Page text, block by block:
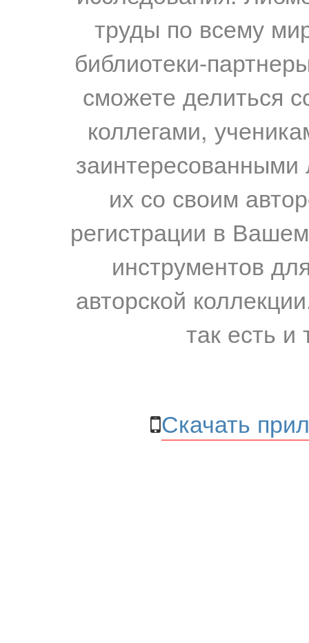
труды по всему
библиотеки-
сможете делиться
коллегами,
их со своим
регистрации в
инструментов
авторской
так есть и
Скачать